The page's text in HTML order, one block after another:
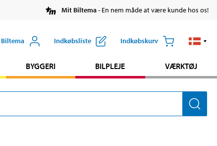
Mit Biltema- En nem måde at være kunde hos os!
Indkøbsliste Indkøbskurv
BYGGERI BILPLEJE VÆRKTØJ